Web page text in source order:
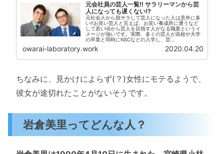
元会社員の芸人一覧!! サラリーマンから芸
人になっても遅くない!?
元社会人から脱サラして芸人になった人は意外に多
い!!お笑い芸人と言えば、お笑い養成所に通うなど
して若い頃から芸人を目指す人がなる職業というイ
メージが強いです。実際、多くの芸人が高校や大学
の卒業と同時にNSCなどの入学し、芸...
owarai-laboratory.work 2020.04.20
ちなみに、見かけによらず(？)女性にモテるようで、
彼女が途切れたことがないそうです。
岩倉美里ってどんな人？